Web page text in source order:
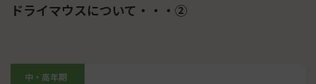
ドライマウスについて・・・②
中・高年期